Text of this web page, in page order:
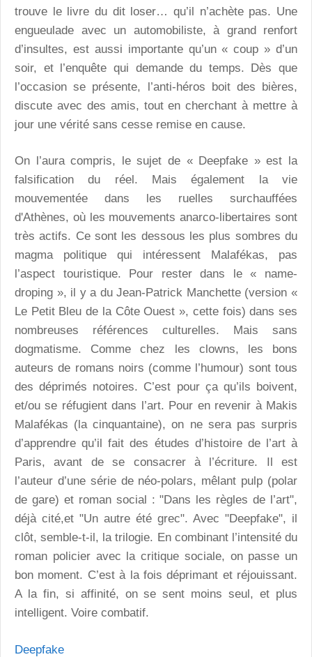
trouve le livre du dit loser… qu’il n’achète pas. Une
engueulade avec un automobiliste, à grand renfort
d’insultes, est aussi importante qu’un « coup » d’un
soir, et l’enquête qui demande du temps. Dès que
l’occasion se présente, l’anti-héros boit des bières,
discute avec des amis, tout en cherchant à mettre à
jour une vérité sans cesse remise en cause.
On l’aura compris, le sujet de « Deepfake » est la
falsification du réel. Mais également la vie
mouvementée dans les ruelles surchauffées
d'Athènes, où les mouvements anarco-libertaires sont
très actifs. Ce sont les dessous les plus sombres du
magma politique qui intéressent Malafékas, pas
l’aspect touristique. Pour rester dans le « name-
droping », il y a du Jean-Patrick Manchette (version «
Le Petit Bleu de la Côte Ouest », cette fois) dans ses
nombreuses références culturelles. Mais sans
dogmatisme. Comme chez les clowns, les bons
auteurs de romans noirs (comme l’humour) sont tous
des déprimés notoires. C’est pour ça qu’ils boivent,
et/ou se réfugient dans l’art. Pour en revenir à Makis
Malafékas (la cinquantaine), on ne sera pas surpris
d’apprendre qu’il fait des études d’histoire de l’art à
Paris, avant de se consacrer à l’écriture. Il est
l’auteur d’une série de néo-polars, mêlant pulp (polar
de gare) et roman social : "Dans les règles de l’art",
déjà cité,et "Un autre été grec". Avec "Deepfake", il
clôt, semble-t-il, la trilogie. En combinant l’intensité du
roman policier avec la critique sociale, on passe un
bon moment. C’est à la fois déprimant et réjouissant.
A la fin, si affinité, on se sent moins seul, et plus
intelligent. Voire combatif.
Deepfake